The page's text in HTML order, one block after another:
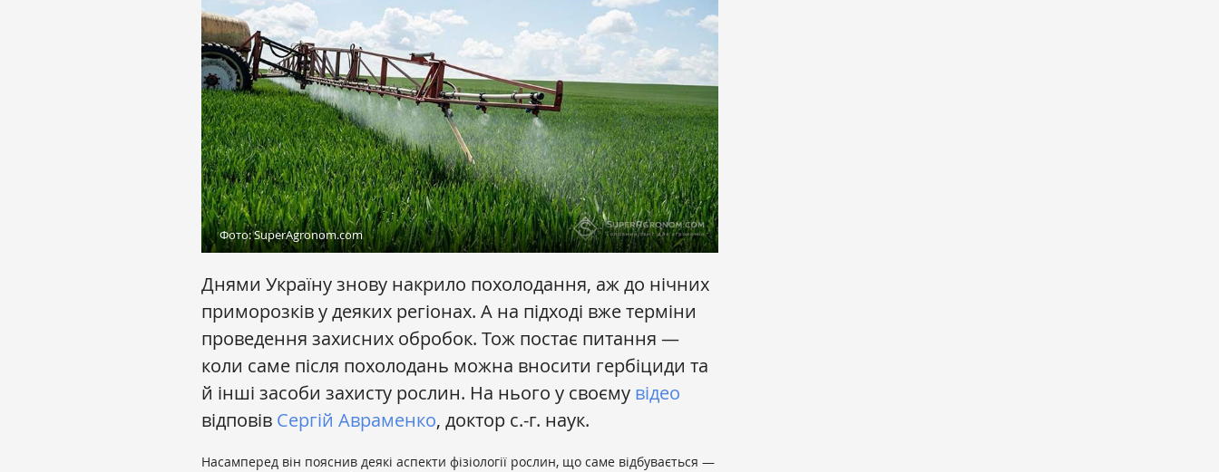
Фото: SuperAgronom.com
Днями Україну знову накрило похолодання, аж до нічних
приморозків у деяких регіонах. А на підході вже терміни
проведення захисних обробок. Тож постає питання —
коли саме після похолодань можна вносити гербіциди та
й інші засоби захисту рослин. На нього у своєму відео
відповів Сергій Авраменко, доктор с.-г. наук.
Насамперед він пояснив деякі аспекти фізіології рослин, що саме відбувається —